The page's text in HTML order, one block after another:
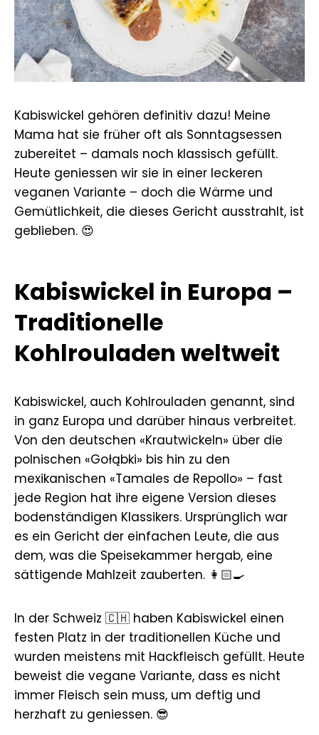
Kabiswickel gehören definitiv dazu! Meine
Mama hat sie früher oft als Sonntagsessen
zubereitet – damals noch klassisch gefüllt.
Heute geniessen wir sie in einer leckeren
veganen Variante – doch die Wärme und
Gemütlichkeit, die dieses Gericht ausstrahlt, ist
geblieben. 😍
Kabiswickel in Europa –
Traditionelle
Kohlrouladen weltweit
Kabiswickel, auch Kohlrouladen genannt, sind
in ganz Europa und darüber hinaus verbreitet.
Von den deutschen «Krautwickeln» über die
polnischen «Gołąbki» bis hin zu den
mexikanischen «Tamales de Repollo» – fast
jede Region hat ihre eigene Version dieses
bodenständigen Klassikers. Ursprünglich war
es ein Gericht der einfachen Leute, die aus
dem, was die Speisekammer hergab, eine
sättigende Mahlzeit zauberten. 👩🏻‍🍳
In der Schweiz 🇨🇭 haben Kabiswickel einen
festen Platz in der traditionellen Küche und
wurden meistens mit Hackfleisch gefüllt. Heute
beweist die vegane Variante, dass es nicht
immer Fleisch sein muss, um deftig und
herzhaft zu geniessen. 😎